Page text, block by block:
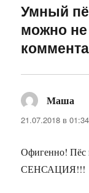
Умный
можно не
Маша
21.07.2018 в 01:34
Офигенно! Пёс
СЕНСАЦИЯ!!!